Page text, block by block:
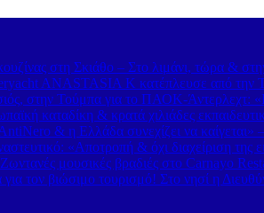
στη Σκιάθο – Στο λιμάνι, τώρα &
ANASTASIA K κατέπλευσε από την
στην Τούμπα για το ΠΑΟΚ-Άντερλεχτ:
καταδίκη & κρατά χιλιάδες
& η Ελλάδα συνεχίζει να καίγεται»
«Αποτροπή & όχι διαχείριση της
μουσικές βραδιές στο Carnayo
τον βιώσιμο τουρισμό! Στο νησί η